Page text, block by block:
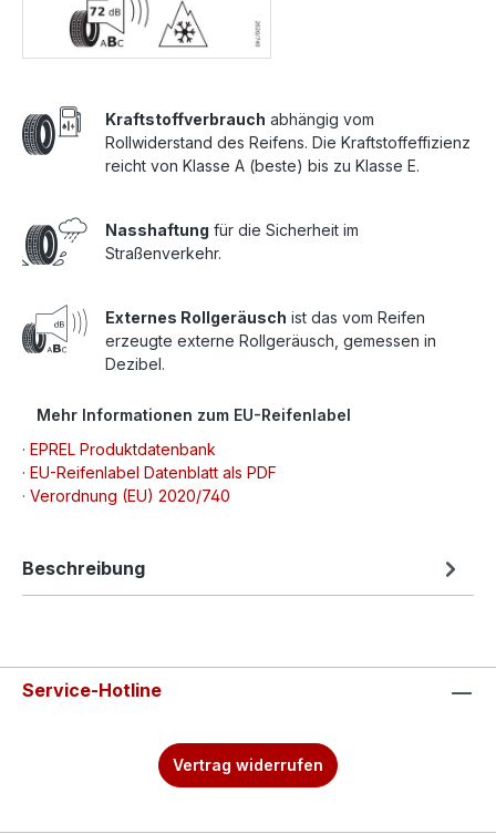
Kraftstoffverbrauch abhängig vom
Rollwiderstand des Reifens. Die Kraftstoffeffizienz
reicht von Klasse A (beste) bis zu Klasse E.
Nasshaftung für die Sicherheit im
Straßenverkehr.
Externes Rollgeräusch ist das vom Reifen
erzeugte externe Rollgeräusch, gemessen in
Dezibel.
Mehr Informationen zum EU-Reifenlabel
· EPREL Produktdatenbank
· EU-Reifenlabel Datenblatt als PDF
· Verordnung (EU) 2020/740
Beschreibung
Service-Hotline
Vertrag widerrufen